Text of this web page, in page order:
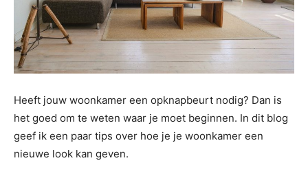
Heeft jouw woonkamer een opknapbeurt nodig? Dan is
het goed om te weten waar je moet beginnen. In dit blog
geef ik een paar tips over hoe je je woonkamer een
nieuwe look kan geven.